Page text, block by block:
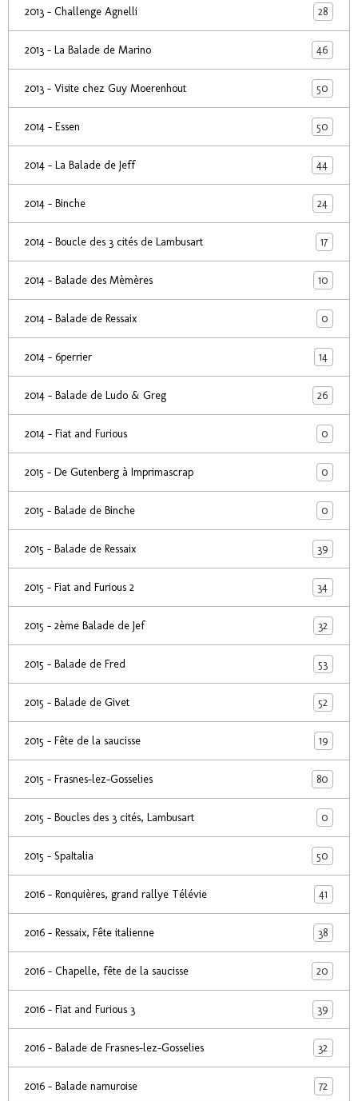
2013 - Challenge Agnelli 28
2013 - La Balade de Marino 46
2013 - Visite chez Guy Moerenhout 50
2014 - Essen 50
2014 - La Balade de Jeff 44
2014 - Binche 24
2014 - Boucle des 3 cités de Lambusart 17
2014 - Balade des Mèmères 10
2014 - Balade de Ressaix 0
2014 - 6perrier 14
2014 - Balade de Ludo & Greg 26
2014 - Fiat and Furious 0
2015 - De Gutenberg à Imprimascrap 0
2015 - Balade de Binche 0
2015 - Balade de Ressaix 39
2015 - Fiat and Furious 2 34
2015 - 2ème Balade de Jef 32
2015 - Balade de Fred 53
2015 - Balade de Givet 52
2015 - Fête de la saucisse 19
2015 - Frasnes-lez-Gosselies 80
2015 - Boucles des 3 cités, Lambusart 0
2015 - SpaItalia 50
2016 - Ronquières, grand rallye Télévie 41
2016 - Ressaix, Fête italienne 38
2016 - Chapelle, fête de la saucisse 20
2016 - Fiat and Furious 3 39
2016 - Balade de Frasnes-lez-Gosselies 32
2016 - Balade namuroise 72